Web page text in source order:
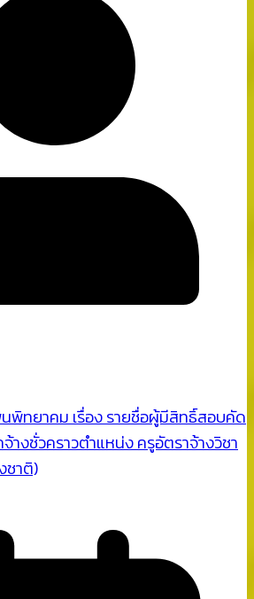
พิทยาคม เรื่อง รายชื่อผู้มีสิทธิ์สอบคัด
างชั่วคราวตำแหน่ง ครูอัตราจ้างวิชา
ชาติ)